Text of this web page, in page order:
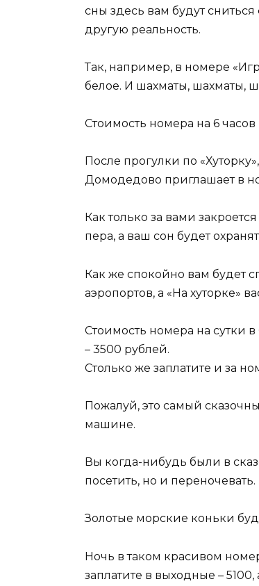
сны здесь вам будут
другую реальность.
Так, например, в номере
белое. И шахматы, шахматы,
Стоимость номера на 6
После прогулки по
Домодедово приглашает в
Как только за вами
пера, а ваш сон будет
Как же спокойно вам будет
аэропортов, а «На хуторке»
Стоимость номера на сутки в
– 3500 рублей.
Столько же заплатите и за
Пожалуй, это самый
машине.
Вы когда-нибудь были в
посетить, но и
Золотые морские коньки
Ночь в таком красивом
заплатите в выходные –